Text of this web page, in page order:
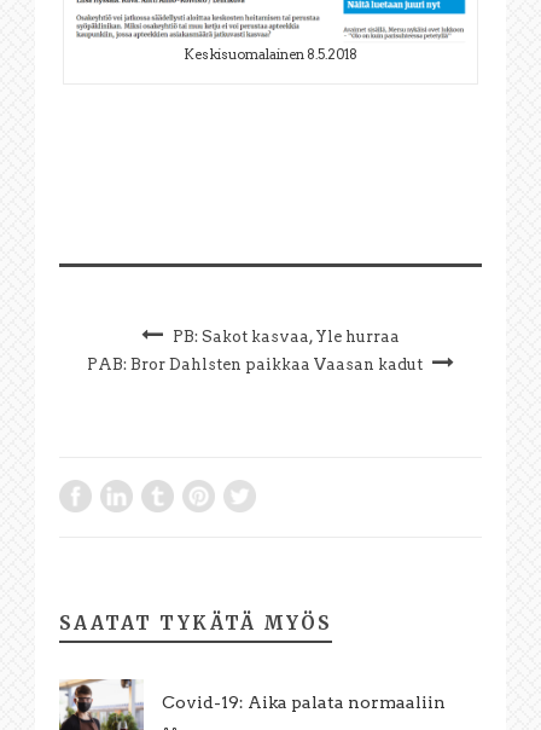
Keskisuomalainen 8.5.2018
PB: Sakot kasvaa, Yle hurraa
PAB: Bror Dahlsten paikkaa Vaasan kadut
SAATAT TYKÄTÄ MYÖS
Covid-19: Aika palata normaaliin